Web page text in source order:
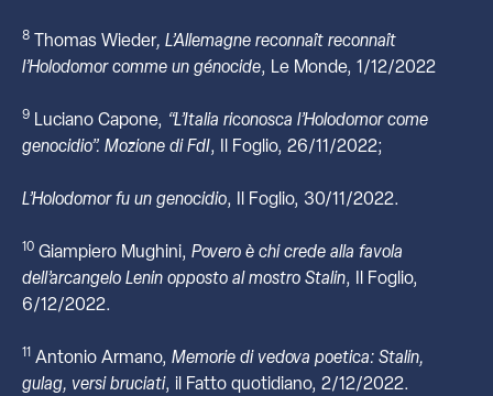
8 Thomas Wieder, L’Allemagne reconnaît reconnaît
l’Holodomor comme un génocide, Le Monde, 1/12/2022
9 Luciano Capone, “L’Italia riconosca l’Holodomor come
genocidio”. Mozione di FdI, Il Foglio, 26/11/2022;
L’Holodomor fu un genocidio, Il Foglio, 30/11/2022.
10 Giampiero Mughini, Povero è chi crede alla favola
dell’arcangelo Lenin opposto al mostro Stalin, Il Foglio,
6/12/2022.
11 Antonio Armano, Memorie di vedova poetica: Stalin,
gulag, versi bruciati, il Fatto quotidiano, 2/12/2022.